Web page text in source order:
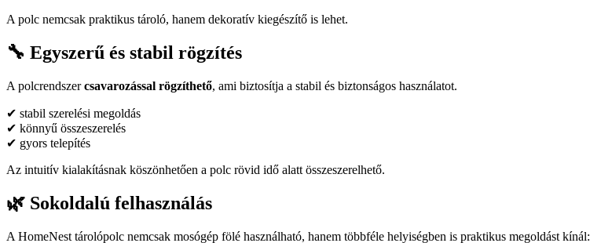
A polc nemcsak praktikus tároló, hanem dekoratív kiegészítő is lehet.
🔧 Egyszerű és stabil rögzítés
A polcrendszercsavarozással rögzíthető, ami biztosítja a stabil és biztonságos használatot.
✔ stabil szerelési megoldás
✔ könnyű összeszerelés
✔ gyors telepítés
Az intuitív kialakításnak köszönhetően a polc rövid idő alatt összeszerelhető.
🌿 Sokoldalú felhasználás
A HomeNest tárolópolc nemcsak mosógép fölé használható, hanem többféle helyiségben is praktikus megoldást kínál: